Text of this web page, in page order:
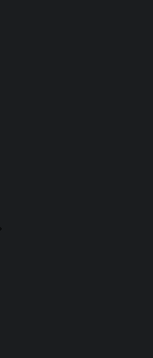
i
50×70 cm, 40×50 cm,